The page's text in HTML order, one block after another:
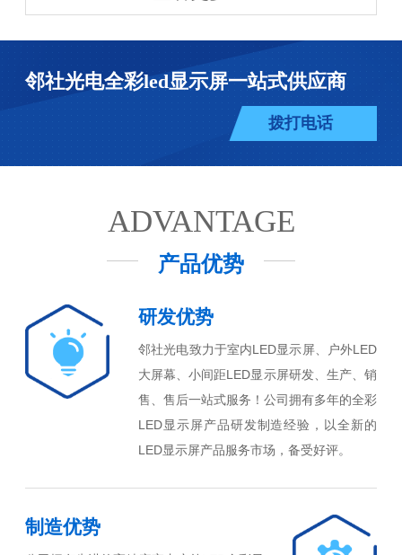
邻社光电全彩led显示屏一站式供应商
拨打电话
ADVANTAGE
产品优势
研发优势
邻社光电致力于室内LED显示屏、户外LED
大屏幕、小间距LED显示屏研发、生产、销
售、售后一站式服务！公司拥有多年的全彩
LED显示屏产品研发制造经验，以全新的
LED显示屏产品服务市场，备受好评。
制造优势